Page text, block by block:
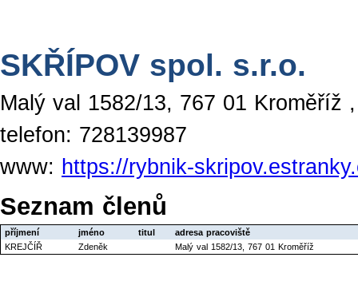
SKŘÍPOV spol. s.r.o.
Malý val 1582/13, 767 01 Kroměříž
telefon: 728139987
www: https://rybnik-
Seznam členů
příjmení jméno titul
adresa pracoviště
KREJČÍŘ
Zdeněk Malý val 1582/13, 767 01 Kroměříž